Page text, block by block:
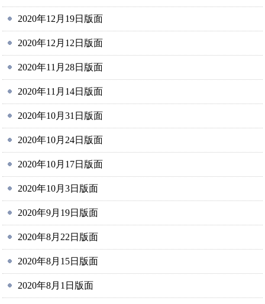
2020年12月19日版面
2020年12月12日版面
2020年11月28日版面
2020年11月14日版面
2020年10月31日版面
2020年10月24日版面
2020年10月17日版面
2020年10月3日版面
2020年9月19日版面
2020年8月22日版面
2020年8月15日版面
2020年8月1日版面